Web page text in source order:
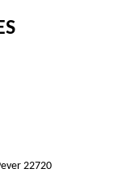
22720